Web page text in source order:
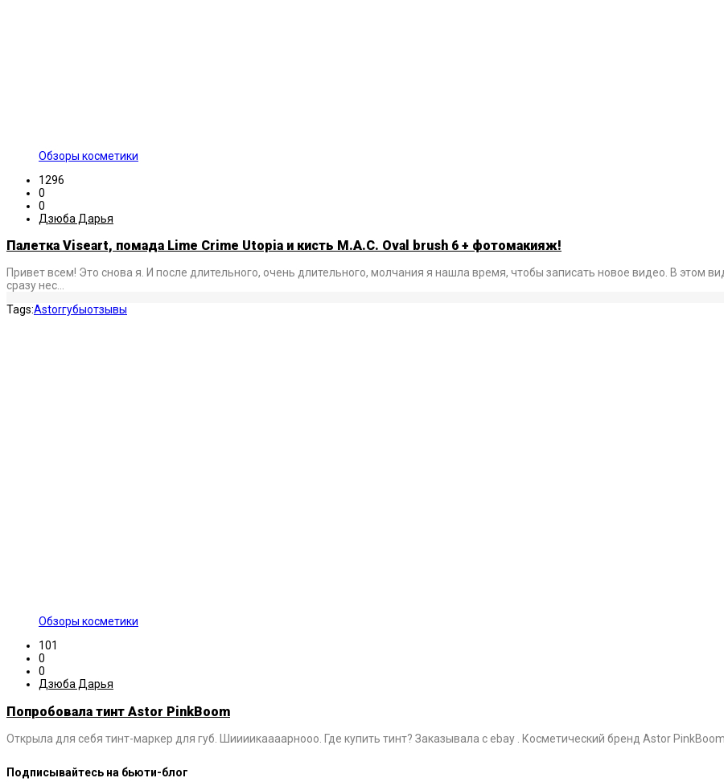
Обзоры косметики
1296
0
0
Дзюба Дарья
Палетка Viseart, помада Lime Crime Utopia и кисть M.A.C. Oval brush 6 + фотомакияж!
Привет всем! Это снова я. И после длительного, очень длительного, молчания я нашла время, чтобы записать новое видео. В этом
сразу нес…
Tags:Astorгубыотзывы
Обзоры косметики
101
0
0
Дзюба Дарья
Попробовала тинт Astor PinkBoom
Открыла для себя тинт-маркер для губ. Шиииикаааарнооо. Где купить тинт? Заказывала с ebay . Косметический бренд Astor
Подписывайтесь на бьюти-блог